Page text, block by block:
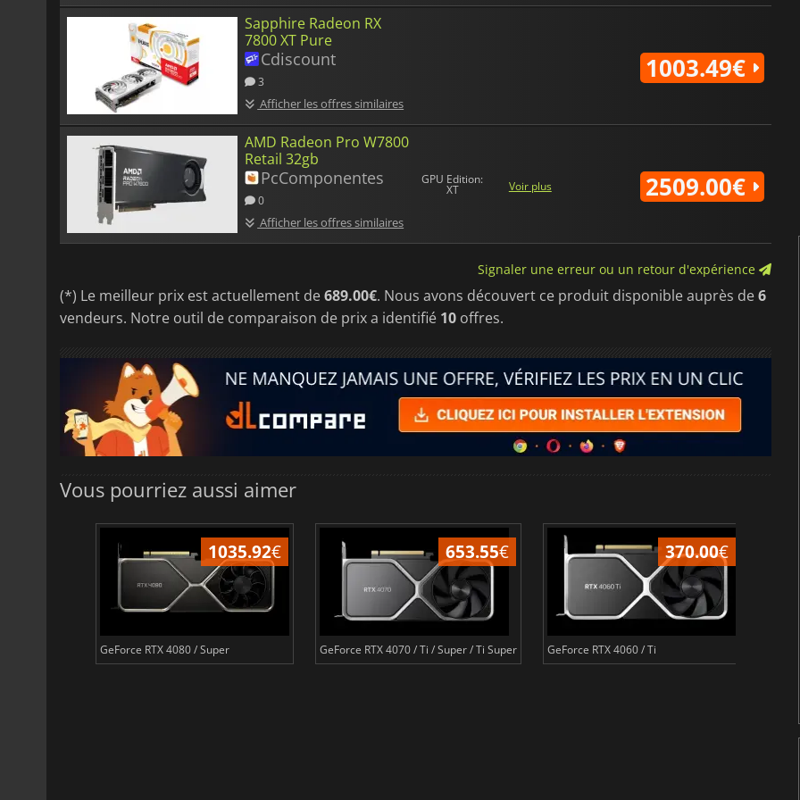
Sapphire Radeon RX
7800 XT Pure
Cdiscount
3
Afficher les offres similaires
1003.49€
AMD Radeon Pro W7800
Retail 32gb
PcComponentes
0
Afficher les offres similaires
GPU Edition:
XT Voir plus 2509.00€
Signaler une erreur ou un retour d'expérience
(*) Le meilleur prix est actuellement de689.00€. Nous avons découvert ce produit disponible auprès de6
vendeurs. Notre outil de comparaison de prix a identifié 10 offres.
Vous pourriez aussi aimer
1035.92€
GeForce RTX 4080 / Super
653.55€
GeForce RTX 4070 / Ti / Super / Ti Super
370.00€
GeForce RTX 4060 / Ti